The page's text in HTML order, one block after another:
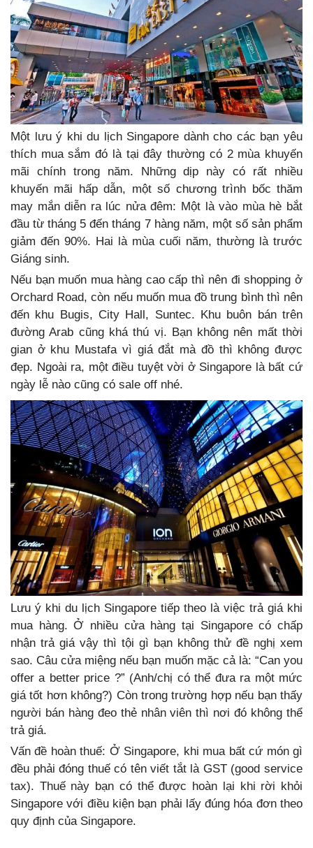
Một lưu ý khi du lịch Singapore dành cho các bạn yêu
thích mua sắm đó là tại đây thường có 2 mùa khuyến
mãi chính trong năm. Những dịp này có rất nhiều
khuyến mãi hấp dẫn, một số chương trình bốc thăm
may mắn diễn ra lúc nửa đêm: Một là vào mùa hè bắt
đầu từ tháng 5 đến tháng 7 hàng năm, một số sản phẩm
giảm đến 90%. Hai là mùa cuối năm, thường là trước
Giáng sinh.
Nếu bạn muốn mua hàng cao cấp thì nên đi shopping ở
Orchard Road, còn nếu muốn mua đồ trung bình thì nên
đến khu Bugis, City Hall, Suntec. Khu buôn bán trên
đường Arab cũng khá thú vị. Bạn không nên mất thời
gian ở khu Mustafa vì giá đắt mà đồ thì không được
đẹp. Ngoài ra, một điều tuyệt vời ở Singapore là bất cứ
ngày lễ nào cũng có sale off nhé.
Lưu ý khi du lịch Singapore tiếp theo là việc trả giá khi
mua hàng. Ở nhiều cửa hàng tại Singapore có chấp
nhận trả giá vậy thì tội gì bạn không thử đề nghị xem
sao. Câu cửa miệng nếu bạn muốn mặc cả là: “Can you
offer a better price ?” (Anh/chị có thể đưa ra một mức
giá tốt hơn không?) Còn trong trường hợp nếu bạn thấy
người bán hàng đeo thẻ nhân viên thì nơi đó không thể
trả giá.
Vấn đề hoàn thuế: Ở Singapore, khi mua bất cứ món gì
đều phải đóng thuế có tên viết tắt là GST (good service
tax). Thuế này bạn có thể được hoàn lại khi rời khỏi
Singapore với điều kiện bạn phải lấy đúng hóa đơn theo
quy định của Singapore.